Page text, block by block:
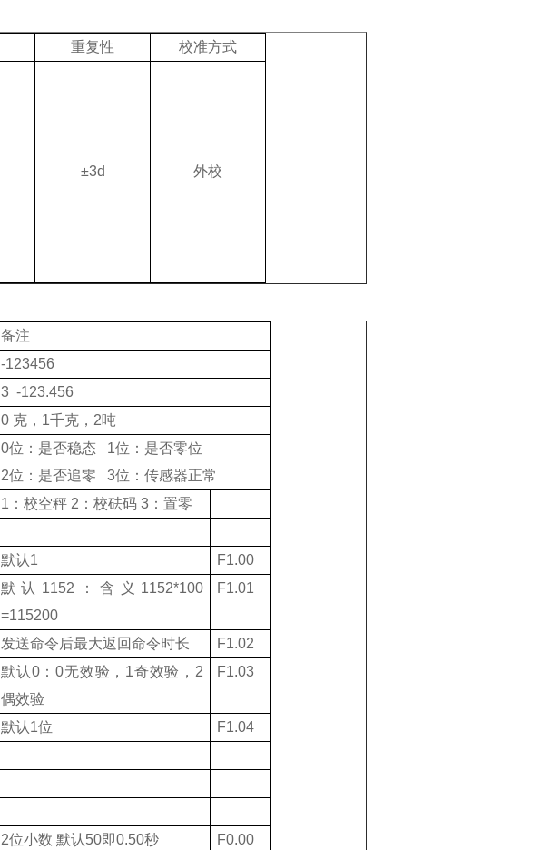
重复性
校准方式
±3d 外校
备注
-123456
3 -123.456
0 克， 1千克， 2吨
0位：是否稳态 1位：是否零位
2位：是否追零 3位：传感器正常
1 ：校空秤 2 ：校砝码 3 ：置零
默认 1
F1.00
默认 1152 ：含义 1152*100
=115200
F1.01
发送命令后最大返回命令时长
F1.02
默认 0：0无效验， 1奇效验， 2
偶效验
F1.03
默认 1位
F1.04
2位小数 默认 50即0.50秒
F0.00